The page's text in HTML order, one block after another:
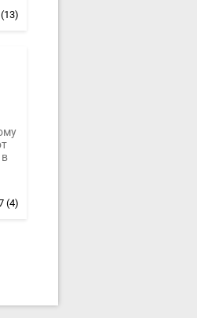
(4)